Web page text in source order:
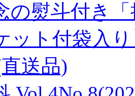
の熨斗付き
ット付袋入
送品)